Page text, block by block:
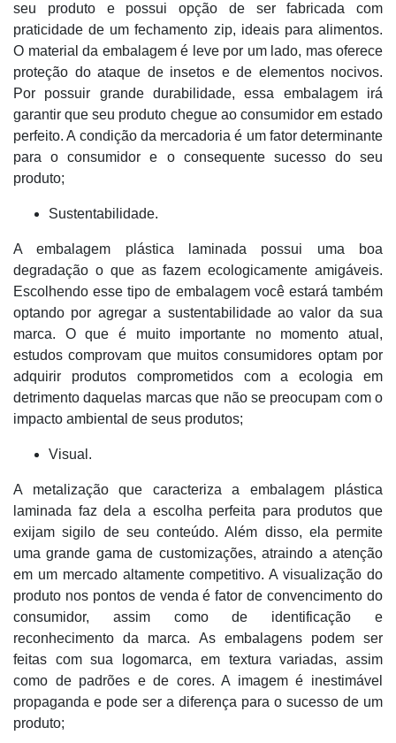
seu produto e possui opção de ser fabricada com
praticidade de um fechamento zip, ideais para alimentos.
O material da embalagem é leve por um lado, mas oferece
proteção do ataque de insetos e de elementos nocivos.
Por possuir grande durabilidade, essa embalagem irá
garantir que seu produto chegue ao consumidor em estado
perfeito. A condição da mercadoria é um fator determinante
para o consumidor e o consequente sucesso do seu
produto;
Sustentabilidade.
A embalagem plástica laminada possui uma boa
degradação o que as fazem ecologicamente amigáveis.
Escolhendo esse tipo de embalagem você estará também
optando por agregar a sustentabilidade ao valor da sua
marca. O que é muito importante no momento atual,
estudos comprovam que muitos consumidores optam por
adquirir produtos comprometidos com a ecologia em
detrimento daquelas marcas que não se preocupam com o
impacto ambiental de seus produtos;
Visual.
A metalização que caracteriza a embalagem plástica
laminada faz dela a escolha perfeita para produtos que
exijam sigilo de seu conteúdo. Além disso, ela permite
uma grande gama de customizações, atraindo a atenção
em um mercado altamente competitivo. A visualização do
produto nos pontos de venda é fator de convencimento do
consumidor, assim como de identificação e
reconhecimento da marca. As embalagens podem ser
feitas com sua logomarca, em textura variadas, assim
como de padrões e de cores. A imagem é inestimável
propaganda e pode ser a diferença para o sucesso de um
produto;